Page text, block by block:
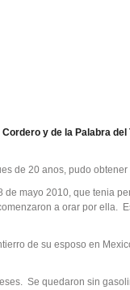
y de la Palabra
de 20 anos, pudo
de mayo 2010, que tenia
a orar por ella.
de su esposo en
Se quedaron sin